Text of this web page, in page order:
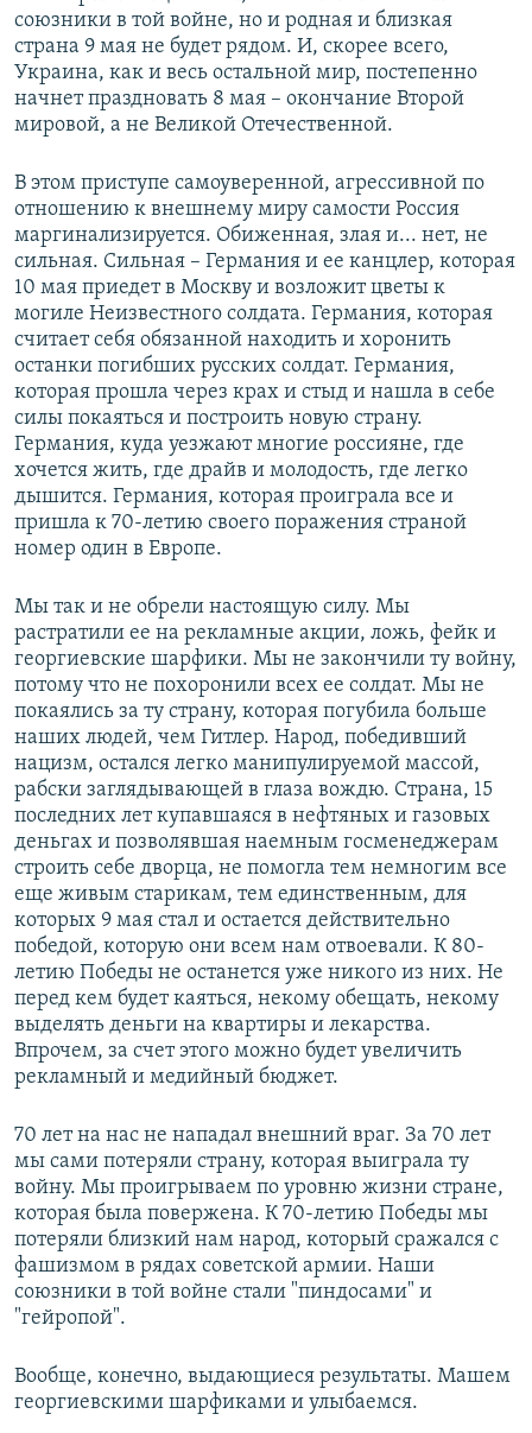
союзники в той войне, но и родная и близкая
страна 9 мая не будет рядом. И, скорее всего,
Украина, как и весь остальной мир, постепенно
начнет праздновать 8 мая – окончание Второй
мировой, а не Великой Отечественной.
В этом приступе самоуверенной, агрессивной по
отношению к внешнему миру самости Россия
маргинализируется. Обиженная, злая и... нет, не
сильная. Сильная – Германия и ее канцлер, которая
10 мая приедет в Москву и возложит цветы к
могиле Неизвестного солдата. Германия, которая
считает себя обязанной находить и хоронить
останки погибших русских солдат. Германия,
которая прошла через крах и стыд и нашла в себе
силы покаяться и построить новую страну.
Германия, куда уезжают многие россияне, где
хочется жить, где драйв и молодость, где легко
дышится. Германия, которая проиграла все и
пришла к 70-летию своего поражения страной
номер один в Европе.
Мы так и не обрели настоящую силу. Мы
растратили ее на рекламные акции, ложь, фейк и
георгиевские шарфики. Мы не закончили ту войну,
потому что не похоронили всех ее солдат. Мы не
покаялись за ту страну, которая погубила больше
наших людей, чем Гитлер. Народ, победивший
нацизм, остался легко манипулируемой массой,
рабски заглядывающей в глаза вождю. Страна, 15
последних лет купавшаяся в нефтяных и газовых
деньгах и позволявшая наемным госменеджерам
строить себе дворца, не помогла тем немногим все
еще живым старикам, тем единственным, для
которых 9 мая стал и остается действительно
победой, которую они всем нам отвоевали. К 80-
летию Победы не останется уже никого из них. Не
перед кем будет каяться, некому обещать, некому
выделять деньги на квартиры и лекарства.
Впрочем, за счет этого можно будет увеличить
рекламный и медийный бюджет.
70 лет на нас не нападал внешний враг. За 70 лет
мы сами потеряли страну, которая выиграла ту
войну. Мы проигрываем по уровню жизни стране,
которая была повержена. К 70-летию Победы мы
потеряли близкий нам народ, который сражался с
фашизмом в рядах советской армии. Наши
союзники в той войне стали "пиндосами" и
"гейропой".
Вообще, конечно, выдающиеся результаты. Машем
георгиевскими шарфиками и улыбаемся.